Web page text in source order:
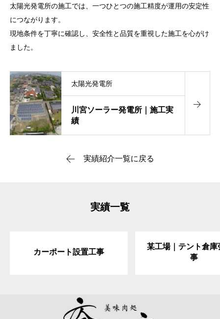
太陽光発電所の施工では、一つひとつの施工精度が運用の安定性
につながります。
現地条件を丁寧に確認し、安全性と品質を重視した施工を心がけ
ました。
川宮ソーラー発電所｜施工実
績
太陽光発電所
実績紹介一覧に戻る
実績一覧
カーポート設置工事
某工場｜テント倉庫
事